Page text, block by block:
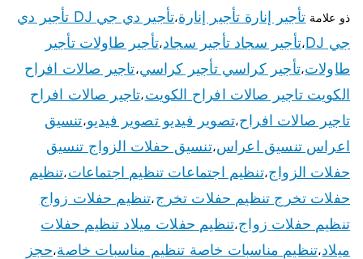
ذو علامة تأجير إنارة تأجير إنارة،
تأجير دي جي DJ تأجير دي
جي DJ
،تأجير سجاد تأجير سجاد،تأجير طاولات تأجير
طاولات،تأجير كراسي تأجير كراسي،تاجير صالات افراح
الكويت تاجير صالات افراح الكويت،تاجير صالات افراح
تاجير صالات افراح،تصوير فيديو تصوير فيديو،تنسيق
اعراس تنسيق اعراس،تنسيق حفلات الزواج تنسيق
حفلات الزواج،تنظيم اجتماعات تنظيم اجتماعات،تنظيم
حفلات تخرج تنظيم حفلات تخرج،تنظيم حفلات زواج
تنظيم حفلات زواج،تنظيم حفلات ميلاد تنظيم حفلات
ميلاد،تنظيم مناسبات خاصة تنظيم مناسبات خاصة،حجز